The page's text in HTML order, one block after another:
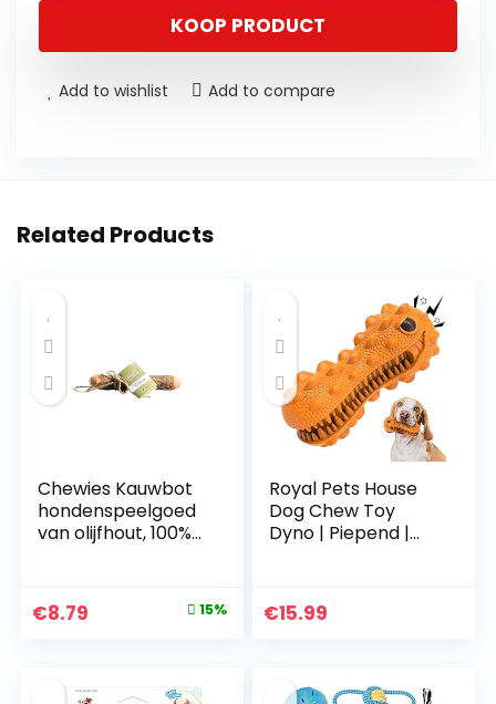
KOOP PRODUCT
Add to wishlist Add to compare
Related Products
Chewies Kauwbot
hondenspeelgoed
van olijfhout, 100%
kauwspeelgoed
hond tot 20 kg
Original
€10.35.
€8.79
€8.79.
15%
Royal Pets House
Dog Chew Toy
Dyno | Piepend |
Tandenborstel
Speelgoed Voor
zorg en
€15.99